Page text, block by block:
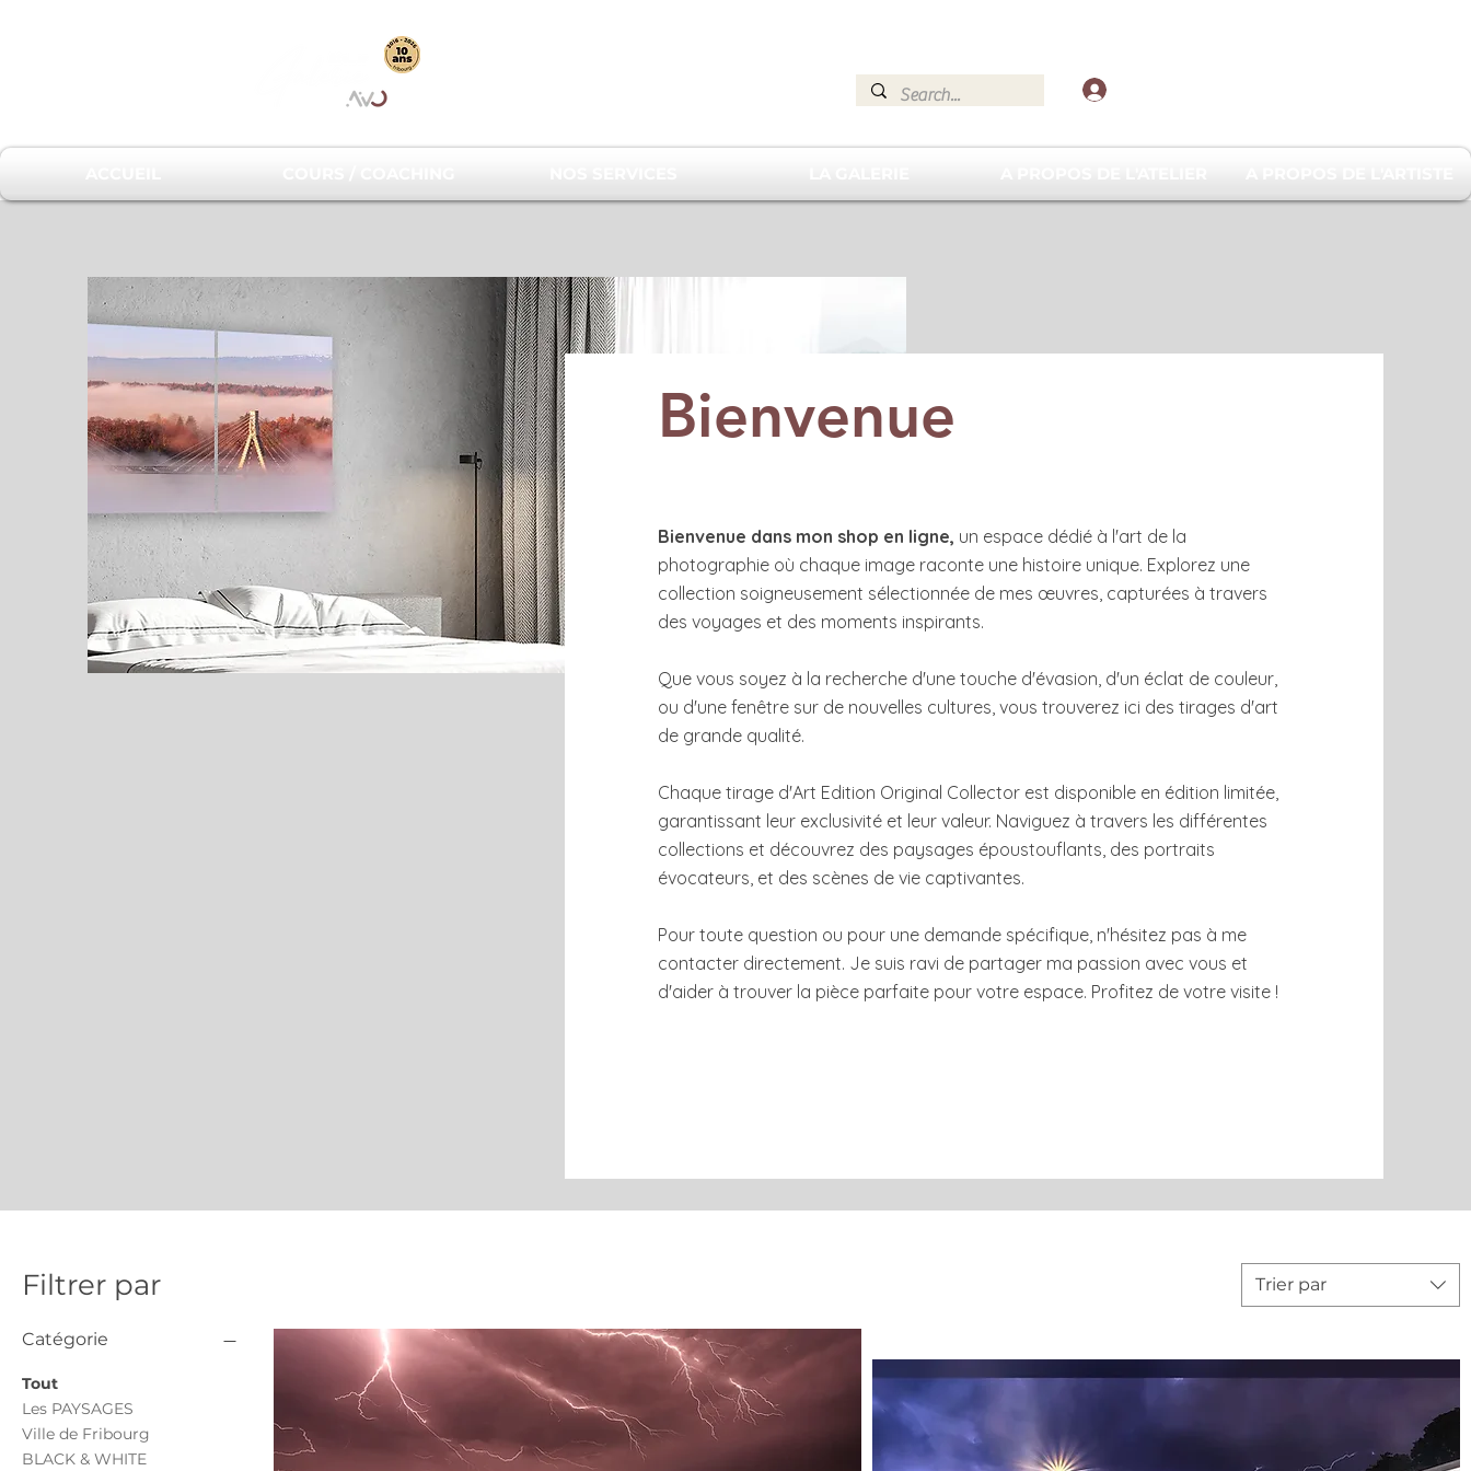
Bienvenue
Bienvenue dans mon shop en ligne, un espace dédié à l'art de la
photographie où chaque image raconte une histoire unique. Explorez une
collection soigneusement sélectionnée de mes œuvres, capturées à travers
des voyages et des moments inspirants.
Que vous soyez à la recherche d'une touche d'évasion, d'un éclat de couleur,
ou d'une fenêtre sur de nouvelles cultures, vous trouverez ici des tirages d'art
de grande qualité.
Chaque tirage d'Art Edition Original Collector est disponible en édition limitée,
garantissant leur exclusivité et leur valeur. Naviguez à travers les différentes
collections et découvrez des paysages époustouflants, des portraits
évocateurs, et des scènes de vie captivantes.
Pour toute question ou pour une demande spécifique, n'hésitez pas à me
contacter directement. Je suis ravi de partager ma passion avec vous et
d'aider à trouver la pièce parfaite pour votre espace. Profitez de votre visite !
Filtrer par
Catégorie
Tout
Les PAYSAGES
Ville de Fribourg
BLACK & WHITE
Trier par